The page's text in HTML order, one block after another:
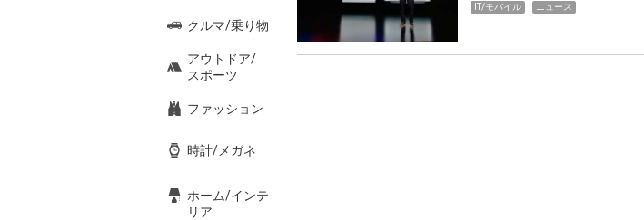
クルマ/乗り物
アウトドア/
スポーツ
ファッション
時計/メガネ
ホーム/インテ
リア
IT/モバイル ニュース